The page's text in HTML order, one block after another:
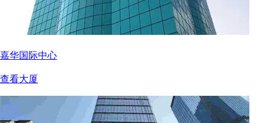
嘉华国际中心
查看大厦